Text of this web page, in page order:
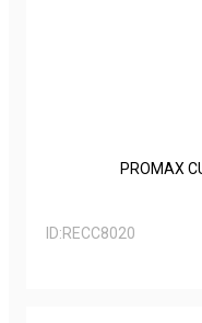
PROMAX
ID:RECC8020